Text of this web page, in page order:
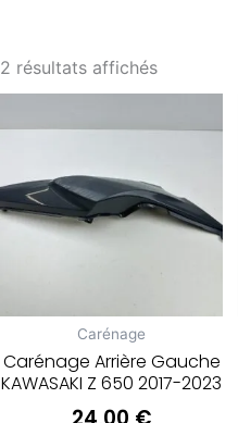
2 résultats affichés
Carénage
Carénage Arrière Gauche
KAWASAKI Z 650 2017-2023